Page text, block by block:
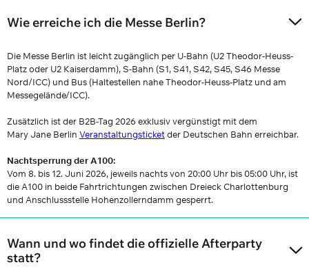
Wie erreiche ich die Messe Berlin?
Die Messe Berlin ist leicht zugänglich per U-Bahn (U2 Theodor-Heuss-
Platz oder U2 Kaiserdamm), S-Bahn (S1, S41, S42, S45, S46 Messe
Nord/ICC) und Bus (Haltestellen nahe Theodor-Heuss-Platz und am
Messegelände/ICC).
Zusätzlich ist der B2B-Tag 2026 exklusiv vergünstigt mit dem
Mary Jane Berlin Veranstaltungsticketder Deutschen Bahn erreichbar.
Nachtsperrung der A100:
Vom 8. bis 12. Juni 2026, jeweils nachts von 20:00 Uhr bis 05:00 Uhr, ist
die A100 in beide Fahrtrichtungen zwischen Dreieck Charlottenburg
und Anschlussstelle Hohenzollerndamm gesperrt.
Wann und wo findet die offizielle Afterparty
statt?